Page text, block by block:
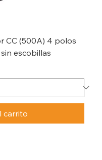
CC (500A) 4 polos
escobillas
carrito